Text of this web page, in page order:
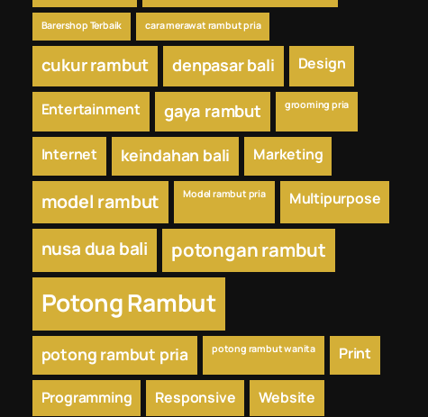
Barershop Terbaik cara merawat rambut pria
cukur rambut denpasar bali Design
Entertainment gaya rambut grooming pria
Internet keindahan bali Marketing
model rambut Model rambut pria Multipurpose
nusa dua bali potongan rambut
Potong Rambut
potong rambut pria potong rambut wanita Print
Programming Responsive Website